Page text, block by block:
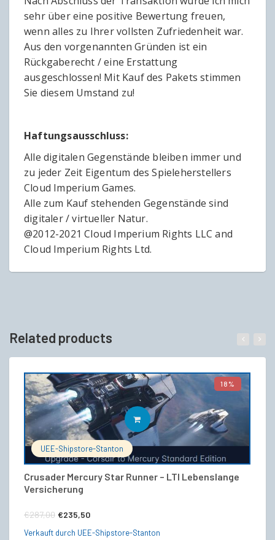
sehr über eine positive Bewertung freuen,
wenn alles zu Ihrer vollsten Zufriedenheit war.
Aus den vorgenannten Gründen ist ein
Rückgaberecht / eine Erstattung
ausgeschlossen! Mit Kauf des Pakets stimmen
Sie diesem Umstand zu!
Haftungsausschluss:
Alle digitalen Gegenstände bleiben immer und
zu jeder Zeit Eigentum des Spieleherstellers
Cloud Imperium Games.
Alle zum Kauf stehenden Gegenstände sind
digitaler / virtueller Natur.
@2012-2021 Cloud Imperium Rights LLC and
Cloud Imperium Rights Ltd.
Related products
18%
UEE-Shipstore-Stanton
Crusader Mercury Star Runner – LTI Lebenslange
Versicherung
€287,00 Ursprünglicher
Preis
€235,50
Preis
IN DEN WARENKORB
Verkauft durch UEE-Shipstore-Stanton